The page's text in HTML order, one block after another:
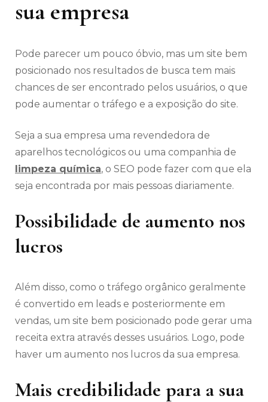
sua empresa
Pode parecer um pouco óbvio, mas um site bem
posicionado nos resultados de busca tem mais
chances de ser encontrado pelos usuários, o que
pode aumentar o tráfego e a exposição do site.
Seja a sua empresa uma revendedora de
aparelhos tecnológicos ou uma companhia de
limpeza química, o SEO pode fazer com que ela
seja encontrada por mais pessoas diariamente.
Possibilidade de aumento nos
lucros
Além disso, como o tráfego orgânico geralmente
é convertido em leads e posteriormente em
vendas, um site bem posicionado pode gerar uma
receita extra através desses usuários. Logo, pode
haver um aumento nos lucros da sua empresa.
Mais credibilidade para a sua